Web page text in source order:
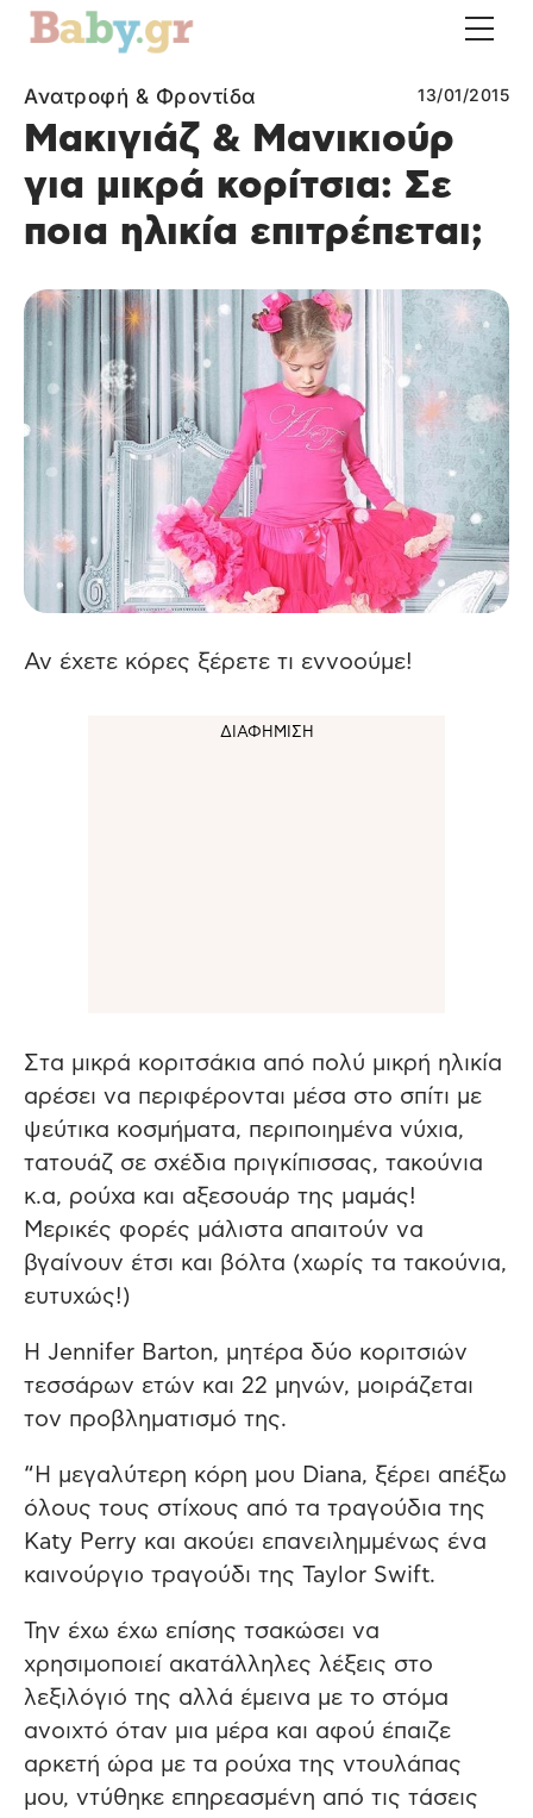
Ανατροφή & Φροντίδα 13/01/2015
Μακιγιάζ & Μανικιούρ
για μικρά κορίτσια: Σε
ποια ηλικία επιτρέπεται;
Αν έχετε κόρες ξέρετε τι εννοούμε!
Στα μικρά κοριτσάκια από πολύ μικρή ηλικία
αρέσει να περιφέρονται μέσα στο σπίτι με
ψεύτικα κοσμήματα, περιποιημένα νύχια,
τατουάζ σε σχέδια πριγκίπισσας, τακούνια
κ.α, ρούχα και αξεσουάρ της μαμάς!
Μερικές φορές μάλιστα απαιτούν να
βγαίνουν έτσι και βόλτα (χωρίς τα τακούνια,
ευτυχώς!)
Η Jennifer Barton, μητέρα δύο κοριτσιών
τεσσάρων ετών και 22 μηνών, μοιράζεται
τον προβληματισμό της.
“Η μεγαλύτερη κόρη μου Diana, ξέρει απέξω
όλους τους στίχους από τα τραγούδια της
Katy Perry και ακούει επανειλημμένως ένα
καινούργιο τραγούδι της Taylor Swift.
Την έχω έχω επίσης τσακώσει να
χρησιμοποιεί ακατάλληλες λέξεις στο
λεξιλόγιό της αλλά έμεινα με το στόμα
ανοιχτό όταν μια μέρα και αφού έπαιζε
αρκετή ώρα με τα ρούχα της ντουλάπας
μου, ντύθηκε επηρεασμένη από τις τάσεις